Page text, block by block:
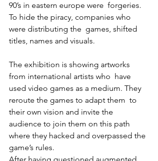
90’s in eastern europe were  forgeries.
To hide the piracy, companies who
were distributing the  games, shifted
titles, names and visuals.
The exhibition is showing artworks
from international artists who  have
used video games as a medium. They
reroute the games to adapt them  to
their own vision and invite the
audience to join them on this path
where they hacked and overpassed the
game’s rules.